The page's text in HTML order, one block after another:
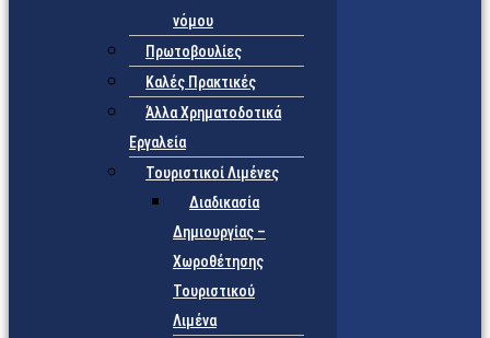
νόμου
Πρωτοβουλίες
Καλές Πρακτικές
Άλλα Χρηματοδοτικά
Εργαλεία
Τουριστικοί Λιμένες
Διαδικασία
Δημιουργίας –
Χωροθέτησης
Τουριστικού
Λιμένα